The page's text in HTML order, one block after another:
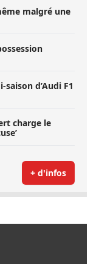
malgré une
d’Audi F1
charge le
+ d'infos